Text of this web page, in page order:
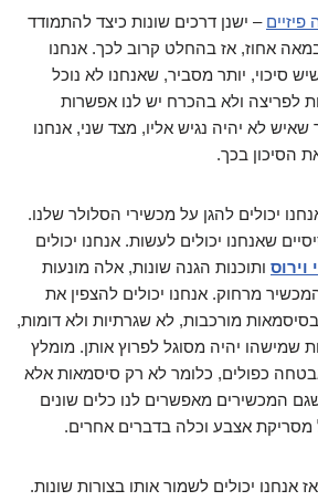
– ישנן דרכים שונות כיצד להתמודד
אחוז, אז בהחלט קרוב לכך. אנחנו
סיכוי, יותר מסביר, שאנחנו לא נוכל
לפריצה ולא בהכרח יש לנו אפשרות
לא יהיה נגיש אליו, מצד שני, אנחנו
הסיכון בכך.
יכולים להגן על מכשירי הסלולר שלנו.
שאנחנו יכולים לעשות. אנחנו יכולים
וירוס ותוכנות הגנה שונות, אלה מונעות
מרחוק. אנחנו יכולים להצפין את
מורכבות, לא שגרתיות ולא דומות,
שמישהו יהיה מסוגל לפרוץ אותן. מומלץ
כפולים, כלומר לא רק סיסמאות אלא
המכשירים מאפשרים לנו כלים שונים
אצבע וכלה בדברים אחרים.
אנחנו יכולים לשמור אותו בצורות שונות.